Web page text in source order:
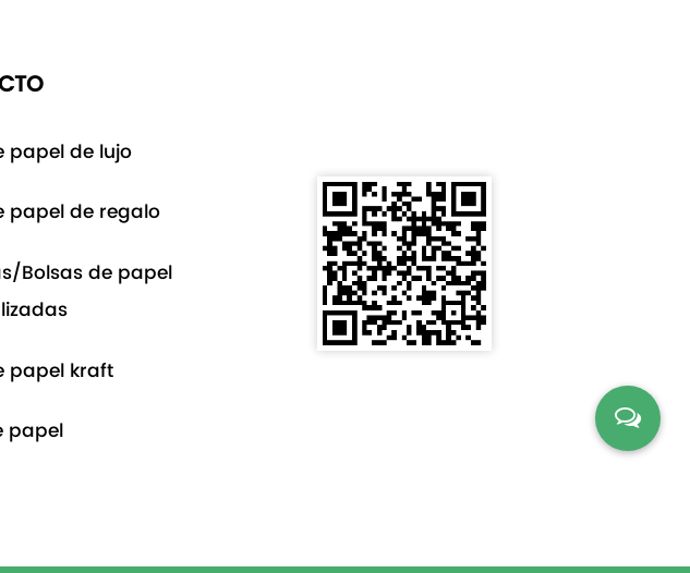
papel de lujo
papel de regalo
Bolsas de papel
papel kraft
papel